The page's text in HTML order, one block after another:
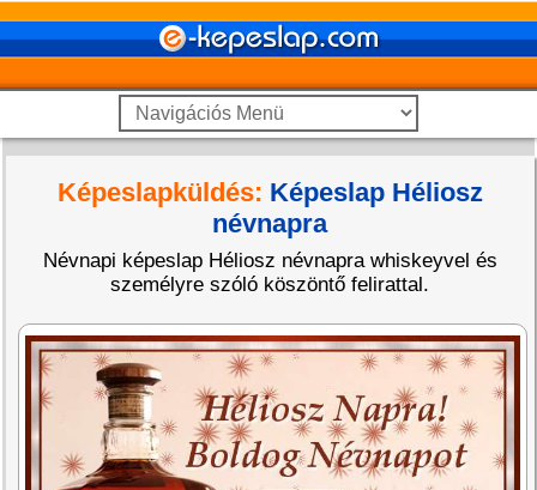
Képeslapküldés: Képeslap Héliosz
névnapra
Névnapi képeslap Héliosz névnapra whiskeyvel és
személyre szóló köszöntő felirattal.